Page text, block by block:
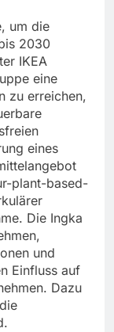
um die
2030
IKEA
eine
zu erreichen,
eines
plant-based-
Die Ingka
und
Einfluss auf
Dazu